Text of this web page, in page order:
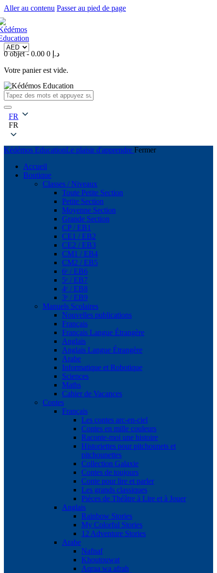
Aller au contenu Passer au pied de page
0 objet- 0.00 د.إ 0
Votre panier est vide.
FR
FR
Kédémos EducationLe plaisir d'apprendre Fermer
Accueil
Boutique
Classes / Niveaux
Toute Petite Section
Petite Section
Moyenne Section
Grande Section
CP / EB1
CE1 / EB2
CE2 / EB3
CM1 / EB4
CM2 / EB5
6ᵉ / EB6
5ᵉ / EB7
4ᵉ / EB8
3ᵉ / EB9
Manuels Scolaires
Nouvelles publications
Français
Français Langue Étrangère
Anglais
Anglais Langue Étrangère
Arabe
Informatique et Robotique
Sciences
Maths
Cahier de Vacances
Contes
Français
Les contes arc-en-ciel
Contes en mille couleurs
Raconte-moi une histoire
Historiettes pour pitchounets et
pitchounettes
Collection Galaxie
Contes de toujours
Conte pour lire et parler
Les grands classiques
Pièces de Théâtre à Lire et à Jouer
Anglais
Rainbow Stories
My Colorful Stories
12 Adventure Stories
Arabe
Nafnaf
Khoutouwat
Aqraa wa afrah